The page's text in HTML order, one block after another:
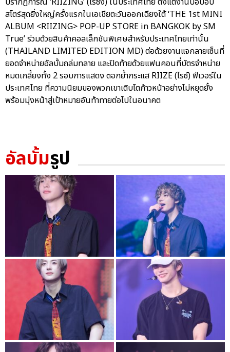
สโตร์สุดยิ่งใหญ่ครั้งแรกในเอเชียตะวันออกเฉียงใต้ ‘THE 1st MINI
ALBUM <RIIZING> POP-UP STORE in BANGKOK by SM
True’ ร่วมด้วยสินค้าคอลเล็กชันพิเศษสำหรับประเทศไทยเท่านั้น
(THAILAND LIMITED EDITION MD) ต่อด้วยงานแจกลายเซ็นที่
ยอดจำหน่ายอัลบั้มถล่มทลาย และปิดท้ายด้วยแฟนคอนที่บัตรจำหน่าย
หมดเกลี้ยงทั้ง 2 รอบการแสดง ตอกย้ำกระแส RIIZE (ไรซ์) ฟีเวอร์ใน
ประเทศไทย ที่ความนิยมของพวกเขาเติบโตก้าวหน้าอย่างไม่หยุดยั้ง
พร้อมมุ่งหน้าสู่เป้าหมายอันท้าทายต่อไปในอนาคต
อัลบั้มรูป